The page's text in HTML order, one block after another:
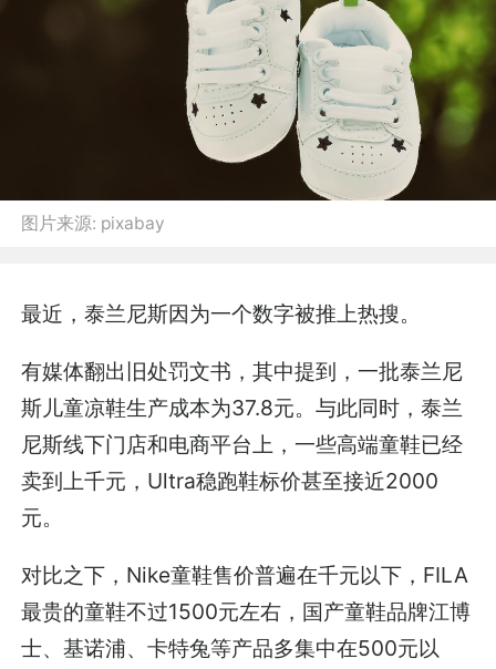
图片来源: pixabay
最近，泰兰尼斯因为一个数字被推上热搜。
有媒体翻出旧处罚文书，其中提到，一批泰兰尼
斯儿童凉鞋生产成本为37.8元。与此同时，泰兰
尼斯线下门店和电商平台上，一些高端童鞋已经
卖到上千元，Ultra稳跑鞋标价甚至接近2000
元。
对比之下，Nike童鞋售价普遍在千元以下，FILA
最贵的童鞋不过1500元左右，国产童鞋品牌江博
士、基诺浦、卡特兔等产品多集中在500元以